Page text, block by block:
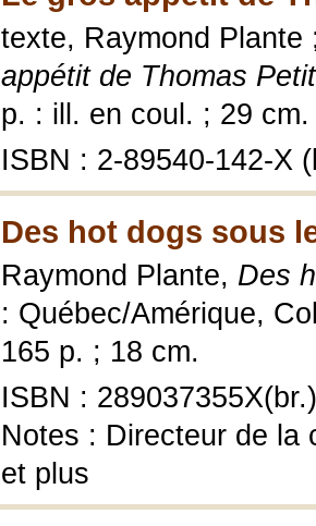
texte, Raymond
appétit de Thomas Petit
p. : ill. en coul. ; 29 cm.
ISBN : 2-89540-142-X
Des hot dogs sous
Raymond Plante, Des
: Québec/Amérique,
165 p. ; 18 cm.
ISBN : 289037355X(br.)
Notes : Directeur de la
et plus